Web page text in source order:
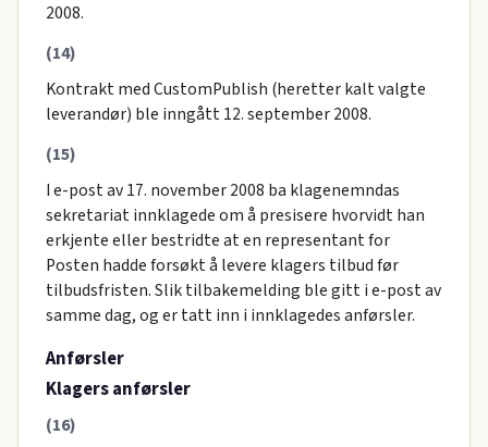
2008.
(14)
Kontrakt med CustomPublish (heretter kalt valgte
leverandør) ble inngått 12. september 2008.
(15)
I e-post av 17. november 2008 ba klagenemndas
sekretariat innklagede om å presisere hvorvidt han
erkjente eller bestridte at en representant for
Posten hadde forsøkt å levere klagers tilbud før
tilbudsfristen. Slik tilbakemelding ble gitt i e-post av
samme dag, og er tatt inn i innklagedes anførsler.
Anførsler
Klagers anførsler
(16)